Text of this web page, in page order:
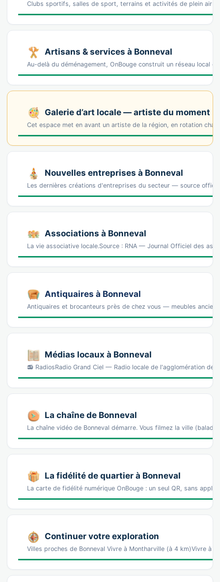
Clubs sportifs, salles de sport, terrains et activités de plein air à
Artisans & services à Bonneval
Au-delà du déménagement, OnBouge construit un réseau local
Galerie d’art locale — artiste du moment
Cet espace met en avant un artiste de la région, en rotation
Nouvelles entreprises à Bonneval
Les dernières créations d'entreprises du secteur — source
Associations à Bonneval
La vie associative locale.Source : RNA — Journal Officiel des
Antiquaires à Bonneval
Antiquaires et brocanteurs près de chez vous — meubles
Médias locaux à Bonneval
📻 RadiosRadio Grand Ciel — Radio locale de l'agglomération de
La chaîne de Bonneval
La chaîne vidéo de Bonneval démarre. Vous filmez la ville
La fidélité de quartier à Bonneval
La carte de fidélité numérique OnBouge : un seul QR, sans appli
Continuer votre exploration
Villes proches de Bonneval Vivre à Montharville (à 4 km)Vivre à